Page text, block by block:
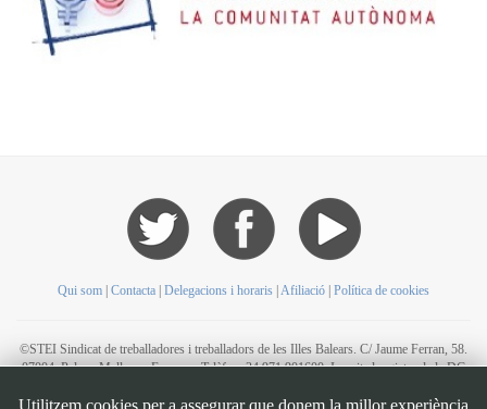
Qui som Contacta Delegacions i horaris Afiliació Política de cookies
©STEI Sindicat de treballadores i treballadors de les Illes Balears. C/ Jaume Ferran, 58.
07004. Palma. Mallorca. Espanya. Telèfon: 34 971 901600. Inscrit al registre de la DG
G07126956
Utilitzem cookies per a assegurar que donem la millor experiència